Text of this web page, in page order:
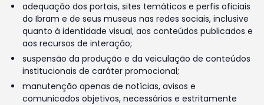
adequação dos portais, sites temáticos e perfis oficiais
do Ibram e de seus museus nas redes sociais, inclusive
quanto à identidade visual, aos conteúdos publicados e
aos recursos de interação;
suspensão da produção e da veiculação de conteúdos
institucionais de caráter promocional;
manutenção apenas de notícias, avisos e
comunicados objetivos, necessários e estritamente